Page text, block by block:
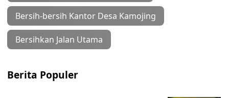
Bersih-bersih Kantor Desa Kamojing
Bersihkan Jalan Utama
Berita Populer